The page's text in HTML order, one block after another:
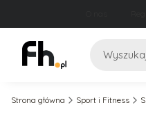
Szukaj
Strona główna Sport i Fitness